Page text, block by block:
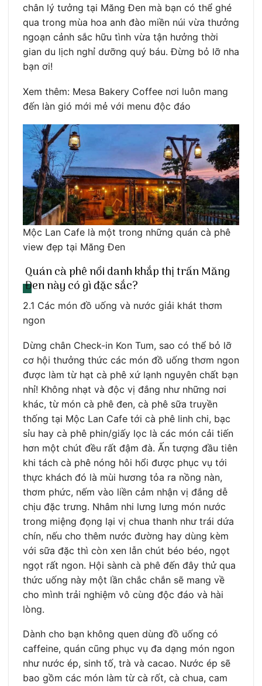
chân lý tưởng tại Măng Đen mà bạn có thể ghé
qua trong mùa hoa anh đào miền núi vừa thưởng
ngoạn cảnh sắc hữu tình vừa tận hưởng thời
gian du lịch nghỉ dưỡng quý báu. Đừng bỏ lỡ nha
bạn ơi!
Xem thêm: Mesa Bakery Coffee nơi luôn mang
đến làn gió mới mẻ với menu độc đáo
Mộc Lan Cafe là một trong những quán cà phê
view đẹp tại Măng Đen
Quán cà phê nổi danh khắp thị trấn Măng
Đen này có gì đặc sắc?
2.1 Các món đồ uống và nước giải khát thơm
ngon
Dừng chân Check-in Kon Tum, sao có thể bỏ lỡ
cơ hội thưởng thức các món đồ uống thơm ngon
được làm từ hạt cà phê xứ lạnh nguyên chất bạn
nhỉ! Không nhạt và độc vị đắng như những nơi
khác, từ món cà phê đen, cà phê sữa truyền
thống tại Mộc Lan Cafe tới cà phê linh chi, bạc
sỉu hay cà phê phin/giấy lọc là các món cải tiến
hơn một chút đều rất đậm đà. Ấn tượng đầu tiên
khi tách cà phê nóng hôi hổi được phục vụ tới
thực khách đó là mùi hương tỏa ra nồng nàn,
thơm phức, nếm vào liền cảm nhận vị đắng dễ
chịu đặc trưng. Nhâm nhi lưng lưng món nước
trong miệng đọng lại vị chua thanh như trái dứa
chín, nếu cho thêm nước đường hay dùng kèm
với sữa đặc thì còn xen lẫn chút béo béo, ngọt
ngọt rất ngon. Hội sành cà phê đến đây thử qua
thức uống này một lần chắc chắn sẽ mang về
cho mình trải nghiệm vô cùng độc đáo và hài
lòng.
Dành cho bạn không quen dùng đồ uống có
caffeine, quán cũng phục vụ đa dạng món ngon
như nước ép, sinh tố, trà và cacao. Nước ép sẽ
bao gồm các món làm từ cà rốt, cà chua, cam